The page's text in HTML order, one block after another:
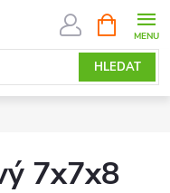
HLEDAT
NÁKUPNÍ
KOŠÍK
7x7x8